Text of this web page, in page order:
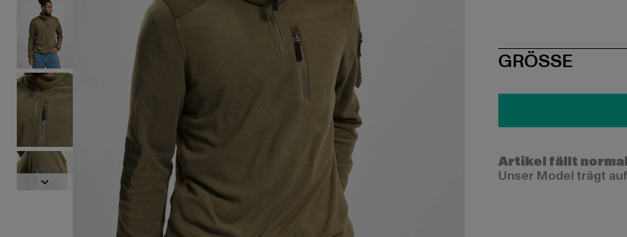
SIZE
GRÖSSE
Artikel fällt
Unser Model trägt